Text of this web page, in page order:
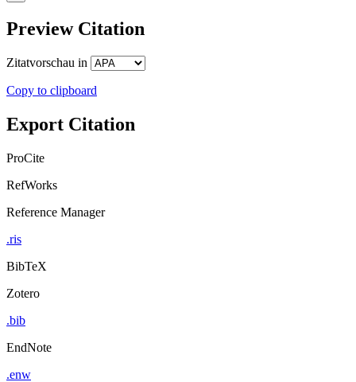
Preview Citation
Zitatvorschau in
Copy to clipboard
Export Citation
ProCite
RefWorks
Reference Manager
.ris
BibTeX
Zotero
.bib
EndNote
.enw